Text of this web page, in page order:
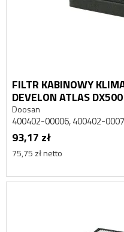
FILTR KABINOWY
DEVELON ATLAS DX500
Doosan
400402-00006, 400402-
93,17 zł
75,75 zł netto